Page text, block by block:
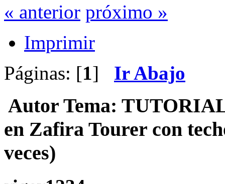
« anterior próximo »
Imprimir
Páginas: [1] Ir Abajo
Autor Tema:
en Zafira Tourer con
veces)